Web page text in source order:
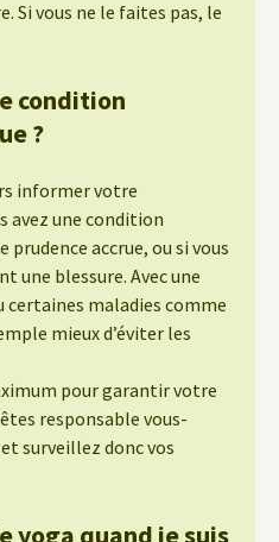
Si vous ne le faites pas, le
condition
?
informer votre
avez une condition
prudence accrue, ou si vous
une blessure. Avec une
certaines maladies comme
mieux d’éviter les
pour garantir votre
responsable vous-
surveillez donc vos
yoga quand je suis